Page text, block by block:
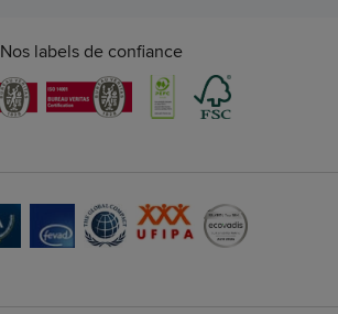
Nos labels de confiance